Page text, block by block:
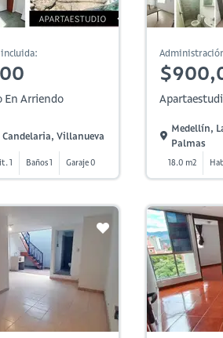
En Arriendo
Villanueva
1 Baños 1 Garaje 0
Medellín,
Palmas
18.0 m2